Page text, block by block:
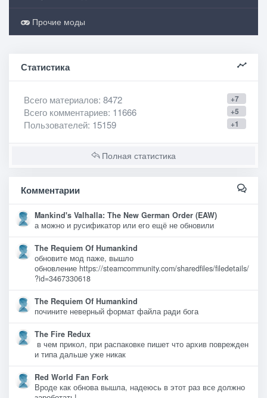
Прочие моды
Статистика
+7
Всего материалов: 8472
+5
Всего комментариев: 11666
+1
Пользователей: 15159
Полная статистика
Комментарии
Mankind's Valhalla: The New German Order (EAW)
а можно и русификатор или его ещё не обновили
The Requiem Of Humankind
обновите мод паже, вышло
обновление https://steamcommunity.com/sharedfiles/filedetails/
?id=3467330618
The Requiem Of Humankind
почините неверный формат файла ради бога
The Fire Redux
в чем прикол, при распаковке пишет что архив поврежден
и типа дальше уже никак
Red World Fan Fork
Вроде как обнова вышла, надеюсь в этот раз все должно